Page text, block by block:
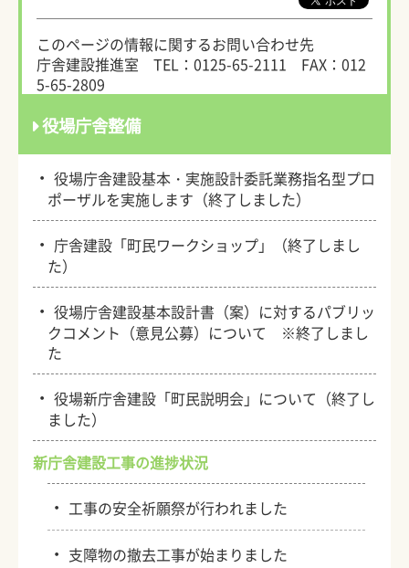
このページの情報に関するお問い合わせ先
庁舎建設推進室
TEL：0125-65-2111
FAX：012
5-65-2809
役場庁舎整備
・役場庁舎建設基本・実施設計委託業務指名型プロ
ポーザルを実施します（終了しました）
・ 庁舎建設「町民ワークショップ」（終了しまし
た）
・役場庁舎建設基本設計書（案）に対するパブリッ
クコメント（意見公募）について ※終了しまし
た
・役場新庁舎建設「町民説明会」について（終了し
ました）
新庁舎建設工事の進捗状況
・ 工事の安全祈願祭が行われました
・ 支障物の撤去工事が始まりました